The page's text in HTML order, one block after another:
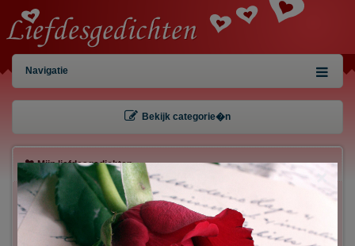
Navigatie
Bekijk categorie�n
Mijn liefdesgedichten
Gebruiker:
Wachtwoord: